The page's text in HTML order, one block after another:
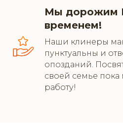
Мы дорожим
временем!
Наши клинеры
пунктуальны и
опозданий.
своей семье
работу!